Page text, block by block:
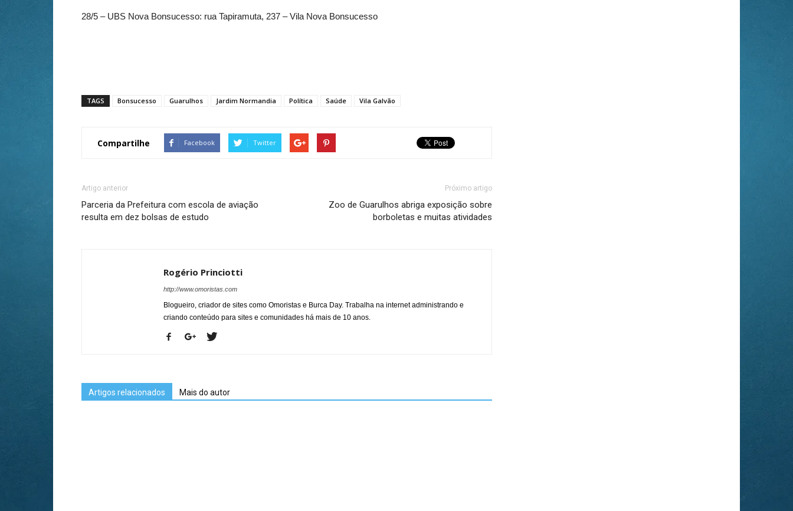
28/5 – UBS Nova Bonsucesso: rua Tapiramuta, 237 – Vila Nova Bonsucesso
TAGS Bonsucesso Guarulhos Jardim Normandia Política Saúde Vila Galvão
Compartilhe Facebook Twitter
Artigo anterior
Parceria da Prefeitura com escola de aviação
resulta em dez bolsas de estudo
Próximo artigo
Zoo de Guarulhos abriga exposição sobre
borboletas e muitas atividades
Rogério Princiotti
http://www.omoristas.com
Blogueiro, criador de sites como Omoristas e Burca Day. Trabalha na internet administrando e
criando conteúdo para sites e comunidades há mais de 10 anos.
Artigos relacionados Mais do autor